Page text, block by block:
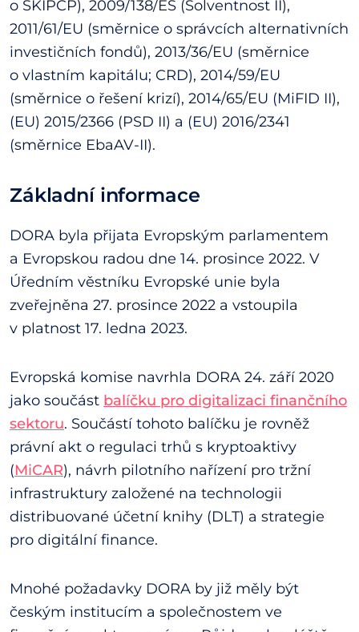
o SKIPCP), 2009/138/ES (Solventnost II),
2011/61/EU (směrnice o správcích alternativních
investičních fondů), 2013/36/EU (směrnice
o vlastním kapitálu; CRD), 2014/59/EU
(směrnice o řešení krizí), 2014/65/EU (MiFID II),
(EU) 2015/2366 (PSD II) a (EU) 2016/2341
(směrnice EbaAV-II).
Základní informace
DORA byla přijata Evropským parlamentem
a Evropskou radou dne 14. prosince 2022. V
Úředním věstníku Evropské unie byla
zveřejněna 27. prosince 2022 a vstoupila
v platnost 17. ledna 2023.
Evropská komise navrhla DORA 24. září 2020
jako součást balíčku pro digitalizaci finančního
sektoru. Součástí tohoto balíčku je rovněž
právní akt o regulaci trhů s kryptoaktivy
(MiCAR), návrh pilotního nařízení pro tržní
infrastruktury založené na technologii
distribuované účetní knihy (DLT) a strategie
pro digitální finance.
Mnohé požadavky DORA by již měly být
českým institucím a společnostem ve